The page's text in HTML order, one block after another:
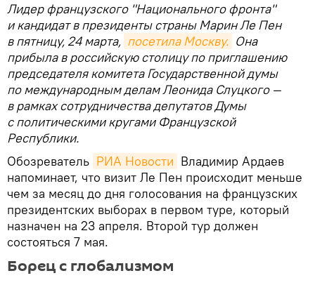
Лидер французского "Национального фронта"
и кандидат в президенты страны Марин Ле Пен
в пятницу, 24 марта, посетила Москву. Она
прибыла в российскую столицу по приглашению
председателя комитета Государственной думы
по международным делам Леонида Слуцкого —
в рамках сотрудничества депутатов Думы
с политическими кругами Французской
Республики.
Обозреватель РИА Новости Владимир Ардаев
напоминает, что визит Ле Пен происходит меньше
чем за месяц до дня голосования на французских
президентских выборах в первом туре, который
назначен на 23 апреля. Второй тур должен
состояться 7 мая.
Борец с глобализмом